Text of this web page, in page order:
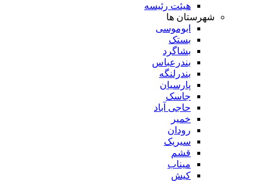
هیئت رئیسه
شهرستان ها
ابوموسی
بستک
بشاگرد
بندرعباس
بندرلنگه
پارسیان
جاسک
حاجی آباد
خمیر
رودان
سیریک
قشم
میناب
کیش